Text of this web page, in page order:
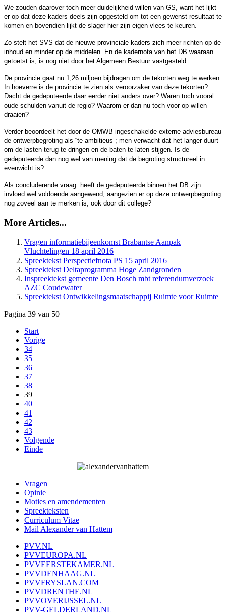
We zouden daarover toch meer duidelijkheid willen van GS, want het lijkt
er op dat deze kaders deels zijn opgesteld om tot een gewenst resultaat te
komen en bovendien lijkt de slager hier zijn eigen vlees te keuren.
Zo stelt het SVS dat de nieuwe provinciale kaders zich meer richten op de
inhoud en minder op de middelen. En de kadernota van het DB waaraan
getoetst is, is nog niet door het Algemeen Bestuur vastgesteld.
De provincie gaat nu 1,26 miljoen bijdragen om de tekorten weg te werken.
In hoeverre is de provincie te zien als veroorzaker van deze tekorten?
Dacht de gedeputeerde daar eerder niet anders over? Waren toch vooral
oude schulden vanuit de regio? Waarom er dan nu toch voor op willen
draaien?
Verder beoordeelt het door de OMWB ingeschakelde externe adviesbureau
de ontwerpbegroting als “te ambitieus”; men verwacht dat het langer duurt
om de lasten terug te dringen en de baten te laten stijgen. Is de
gedeputeerde dan nog wel van mening dat de begroting structureel in
evenwicht is?
Als concluderende vraag: heeft de gedeputeerde binnen het DB zijn
invloed wel voldoende aangewend, aangezien er op deze ontwerpbegroting
nog zoveel aan te merken is, ook door dit college?
More Articles...
Vragen informatiebijeenkomst Brabantse Aanpak
Vluchtelingen 18 april 2016
Spreektekst Perspectiefnota PS 15 april 2016
Inspreektekst gemeente Den Bosch mbt referendumverzoek
AZC Coudewater
Spreektekst Ontwikkelingsmaatschappij Ruimte voor Ruimte
Pagina 39 van 50
Start
Vorige
34
35
36
37
38
39
40
41
42
43
Volgende
Einde
Vragen
Opinie
Moties en amendementen
Spreekteksten
Curriculum Vitae
Mail Alexander van Hattem
PVV.NL
PVVEUROPA.NL
PVVEERSTEKAMER.NL
PVVDENHAAG.NL
PVVFRYSLAN.COM
PVVDRENTHE.NL
PVVOVERIJSSEL.NL
PVV-GELDERLAND.NL